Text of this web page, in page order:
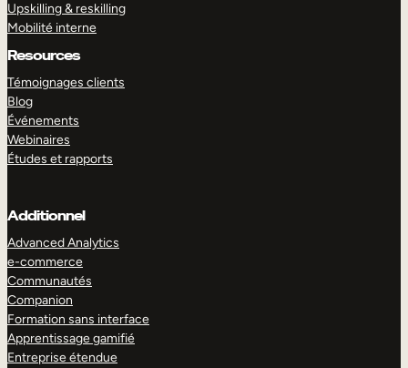
Upskilling & reskilling
Mobilité interne
Resources
Témoignages clients
Blog
Événements
Webinaires
Études et rapports
Additionnel
Advanced Analytics
e-commerce
Communautés
Companion
Formation sans interface
Apprentissage gamifié
Entreprise étendue